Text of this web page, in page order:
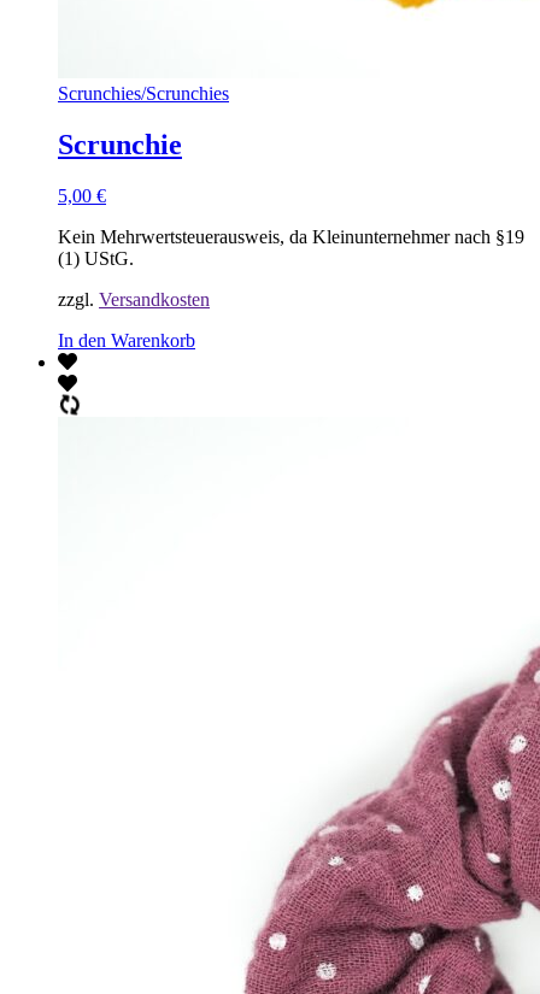
Scrunchies/Scrunchies
Scrunchie
5,00 €
Kein Mehrwertsteuerausweis, da Kleinunternehmer nach §19
(1) UStG.
zzgl. Versandkosten
In den Warenkorb